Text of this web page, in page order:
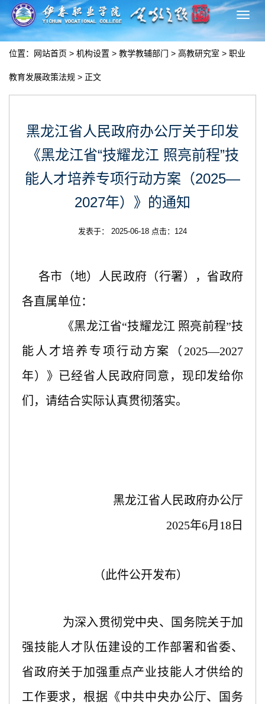
切
换
导
位置： 网站首页 > 机构设置 > 教学教辅部门 > 高教研究室 > 职业
教育发展政策法规 > 正文
黑龙江省人民政府办公厅关于印发
《黑龙江省“技耀龙江 照亮前程”技
能人才培养专项行动方案（2025—
2027年）》的通知
发表于： 2025-06-18 点击： 124
各市（地）人民政府（行署），省政府
各直属单位：
《黑龙江省“技耀龙江 照亮前程”技
能人才培养专项行动方案（2025—2027
年）》已经省人民政府同意，现印发给你
们，请结合实际认真贯彻落实。
黑龙江省人民政府办公厅
2025年6月18日
（此件公开发布）
为深入贯彻党中央、国务院关于加
强技能人才队伍建设的工作部署和省委、
省政府关于加强重点产业技能人才供给的
工作要求，根据《中共中央办公厅、国务